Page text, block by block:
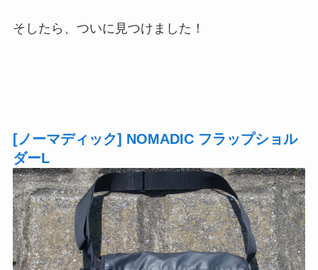
そしたら、ついに見つけました！
[ノーマディック] NOMADIC フラップショル
ダーL